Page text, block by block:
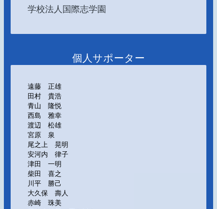
学校法人国際志学園
個人サポーター
遠藤 正雄
田村 貴浩
青山 隆悦
西島 雅幸
渡辺 松雄
宮原 泉
尾之上 晃明
安河内 律子
津田 一明
柴田 喜之
川平 勝己
大久保 壽人
赤崎 珠美